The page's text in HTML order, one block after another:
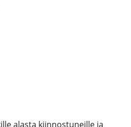
alasta kiinnostuneille ja